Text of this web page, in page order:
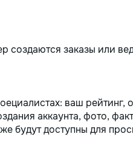
создаются заказы или
ваш рейтинг,
аккаунта, фото,
будут доступны для